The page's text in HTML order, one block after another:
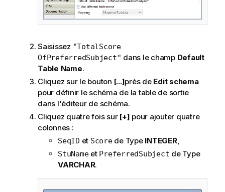
Saisissez "TotalScore
OfPreferredSubject" dans le champ Default
Table Name.
Cliquez sur le bouton [...]près de Edit schema
pour définir le schéma de la table de sortie
dans l'éditeur de schéma.
Cliquez quatre fois sur [+] pour ajouter quatre
colonnes :
SeqID et Scorede Type INTEGER,
StuNameet PreferredSubject de Type
VARCHAR.